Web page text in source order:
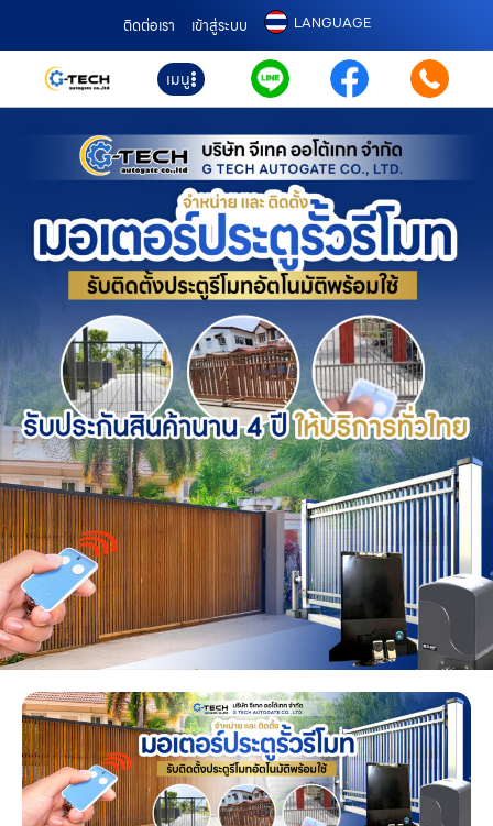
ติดต่อเรา เข้าสู่ระบบ LANGUAGE
เมนู